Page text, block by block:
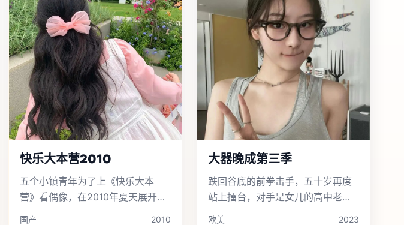
快乐大本营2010
五个小镇青年为了上《快乐大本
营》看偶像，在2010年夏天展开了
一场横跨半个中国的爆笑公路之
国产 2010
大器晚成第三季
跌回谷底的前拳击手，五十岁再度
站上擂台，对手是女儿的高中老
师。
欧美 2023